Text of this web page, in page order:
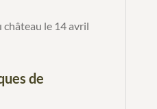
le 14 avril
de